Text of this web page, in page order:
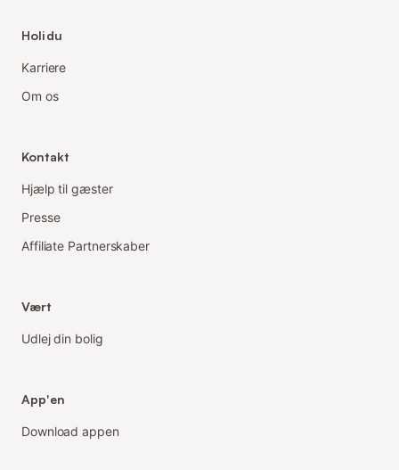
Holidu
Karriere
Om os
Kontakt
Hjælp til gæster
Presse
Affiliate Partnerskaber
Vært
Udlej din bolig
App'en
Download appen